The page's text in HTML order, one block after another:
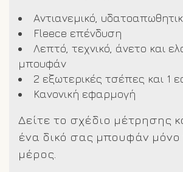
Aντιανεμικό,
Fleece επένδυση
Λεπτό, τεχνικό, άνετο και
μπουφάν
2 εξωτερικές τσέπες και 1
Κανονική εφαρμογή
Δείτε το σχέδιο μέτρησης
ένα δικό σας μπουφάν
μέρος.